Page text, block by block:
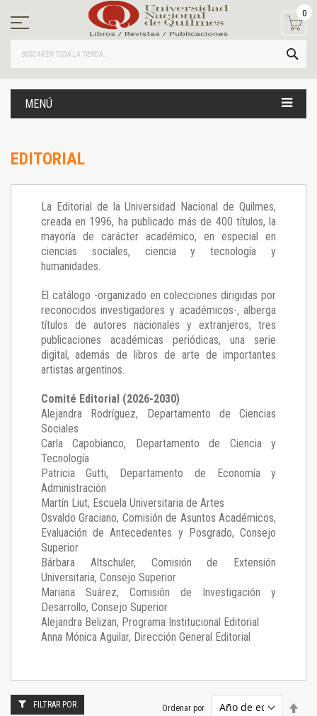
contenido
0
MENÚ
EDITORIAL
La Editorial de la Universidad Nacional de Quilmes,
creada en 1996, ha publicado más de 400 títulos, la
mayoría de carácter académico, en especial en
ciencias sociales, ciencia y tecnología y
humanidades.
El catálogo -organizado en colecciones dirigidas por
reconocidos investigadores y académicos-, alberga
títulos de autores nacionales y extranjeros, tres
publicaciones académicas periódicas, una serie
digital, además de libros de arte de importantes
artistas argentinos.
Comité Editorial (2026-2030)
Alejandra Rodríguez, Departamento de Ciencias
Sociales
Carla Capobianco, Departamento de Ciencia y
Tecnología
Patricia Gutti, Departamento de Economía y
Administración
Martín Liut, Escuela Universitaria de Artes
Osvaldo Graciano, Comisión de Asuntos Académicos,
Evaluación de Antecedentes y Posgrado, Consejo
Superior
Bárbara Altschuler, Comisión de Extensión
Universitaria, Consejo Superior
Mariana Suárez, Comisión de Investigación y
Desarrollo, Consejo Superior
Alejandra Belizan, Programa Institucional Editorial
Anna Mónica Aguilar, Dirección General Editorial
Ordenar por
FILTRAR POR